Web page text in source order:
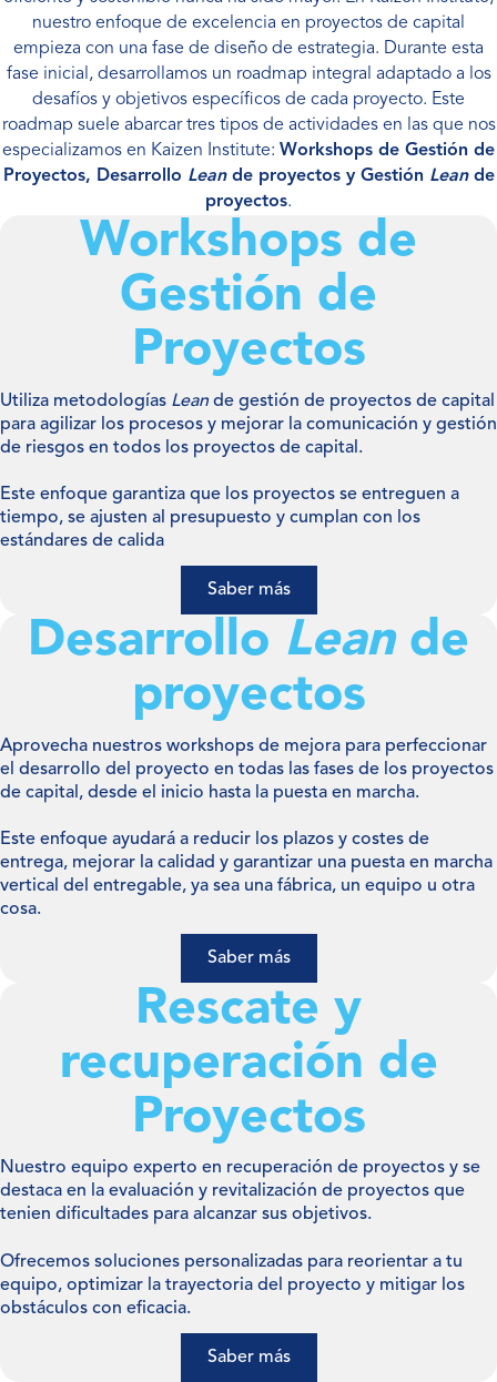
nuestro enfoque de excelencia en proyectos de capital
empieza con una fase de diseño de estrategia. Durante esta
fase inicial, desarrollamos un roadmap integral adaptado a los
desafíos y objetivos específicos de cada proyecto. Este
roadmap suele abarcar tres tipos de actividades en las que nos
especializamos en Kaizen Institute: Workshops de Gestión de
Proyectos, Desarrollo Leande proyectos y Gestión Leande
proyectos.
Workshops de
Gestión de
Proyectos
Utiliza metodologías Lean de gestión de proyectos de capital
para agilizar los procesos y mejorar la comunicación y gestión
de riesgos en todos los proyectos de capital.
Este enfoque garantiza que los proyectos se entreguen a
tiempo, se ajusten al presupuesto y cumplan con los
estándares de calida
Saber más
Desarrollo Lean de
proyectos
Aprovecha nuestros workshops de mejora para perfeccionar
el desarrollo del proyecto en todas las fases de los proyectos
de capital, desde el inicio hasta la puesta en marcha.
Este enfoque ayudará a reducir los plazos y costes de
entrega, mejorar la calidad y garantizar una puesta en marcha
vertical del entregable, ya sea una fábrica, un equipo u otra
cosa.
Saber más
Rescate y
recuperación de
Proyectos
Nuestro equipo experto en recuperación de proyectos y se
destaca en la evaluación y revitalización de proyectos que
tenien dificultades para alcanzar sus objetivos.
Ofrecemos soluciones personalizadas para reorientar a tu
equipo, optimizar la trayectoria del proyecto y mitigar los
obstáculos con eficacia.
Saber más